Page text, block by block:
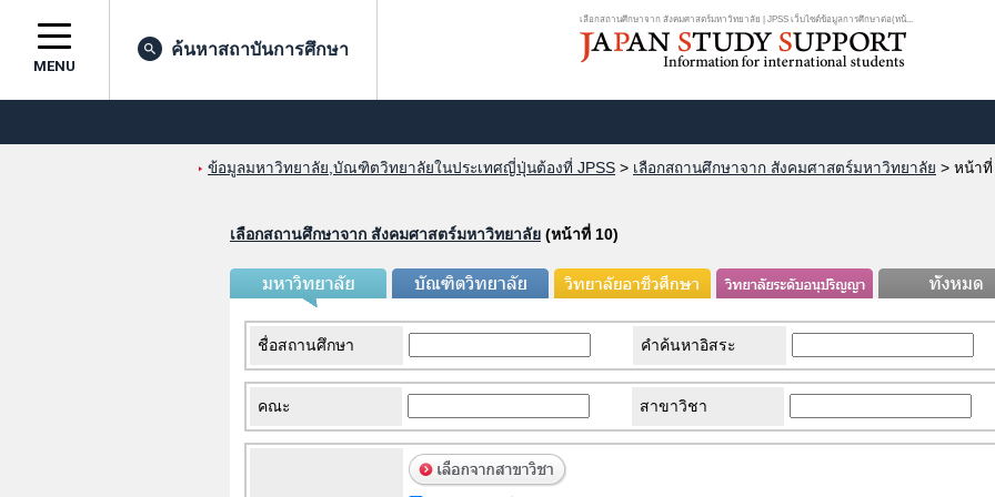
เลือกสถานศึกษาจาก สังคมศาสตร์มหาวิทยาลัย | JPSS เว็บไซต์ข้อมูลการศึกษาต่อ(หน้...
MENU
ค้นหาสถาบันการศึกษา
ข้อมูลมหาวิทยาลัย,บัณฑิตวิทยาลัยในประเทศญี่ปุ่นต้องที่ JPSS > เลือกสถานศึกษาจาก สังคมศาสตร์มหาวิทยาลัย > หน้าที่
เลือกสถานศึกษาจาก สังคมศาสตร์มหาวิทยาลัย (หน้าที่ 10)
ชื่อสถานศึกษา คำค้นหาอิสระ
คณะ สาขาวิชา